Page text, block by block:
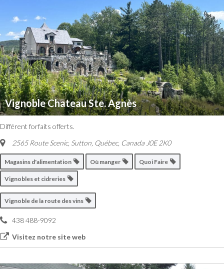
Vignoble Chateau Ste. Agnès
Différent forfaits offerts.
2565 Route Scenic, Sutton Québec, Canada J0E 2K0
Magasins d'alimentation Où manger Quoi Faire
Vignobles et cidreries
Vignoble de la route des vins
438 488-9092
Visitez notre site web